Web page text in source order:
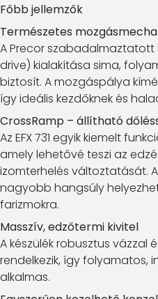
Főbb jellemzők
Természetes
A Precor
drive) kialakítása sima,
biztosít. A mozgáspálya
így ideális kezdőknek és
CrossRamp – állítható
Az EFX 731 egyik kiemelt
amely lehetővé teszi az
izomterhelés változtatását.
nagyobb hangsúly
farizmokra.
Masszív, edzőtermi kivitel
A készülék robusztus vázzal
rendelkezik, így folyamatos,
alkalmas.